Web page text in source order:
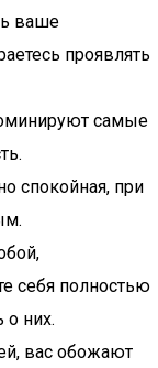
ваше
проявлять
самые
спокойная, при
себя полностью
о них.
вас обожают